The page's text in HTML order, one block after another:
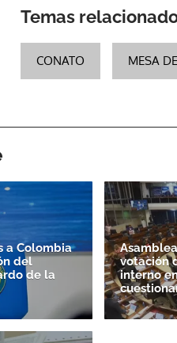
Temas
CONATO MESA
a Colombia
del
de la
votación
interno